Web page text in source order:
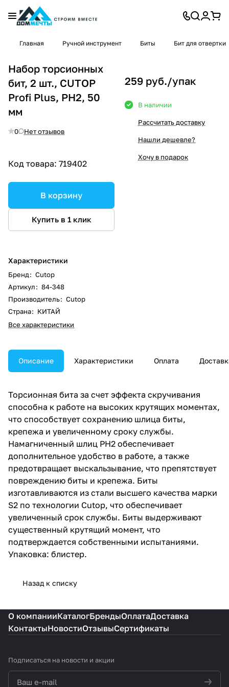
Главная Ручной инструмент Биты Бит для отвертки
Набор торсионных
бит, 2 шт., CUTOP
Profi Plus, PH2, 50
мм
0 Нет отзывов
Код товара: 719402
В корзину
Купить в 1 клик
Характеристики
Бренд: Cutop
Артикул: 84-348
Производитель: Cutop
Страна: КИТАЙ
Все характеристики
259 руб./упак
В наличии
Рассчитать доставку
Нашли дешевле?
Хочу в подарок
Описание Характеристики Оплата
Торсионная бита за счет эффекта скручивания
способна к работе на высоких крутящих моментах,
что способствует сохранению шлица биты,
крепежа и увеличенному сроку службы.
Намагниченный шлиц PH2 обеспечивает
дополнительное удобство в работе, а также
предотвращает выскальзывание, что препятствует
повреждению биты и крепежа. Биты
изготавливаются из стали высшего качества марки
S2 по технологии Cutop, что обеспечивает
увеличенный срок службы. Биты выдерживают
существенный крутящий момент, что
подтверждается собственными испытаниями.
Упаковка: блистер.
Назад к списку
О компанииКаталогБрендыОплатаДоставка
КонтактыНовостиОтзывыСертификаты
Подписаться на новости и акции